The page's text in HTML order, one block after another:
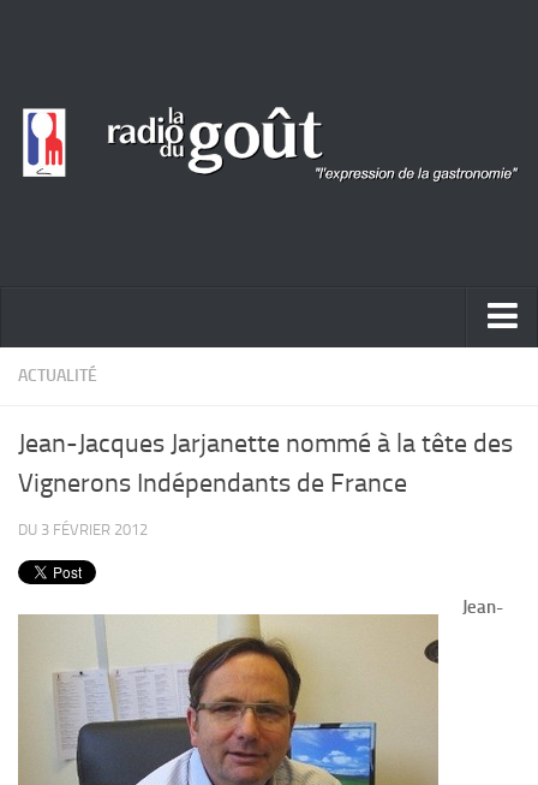
ACTUALITÉ
PORTRAITS
LIVRES
Plats
Desserts
Sauces
ACTUALITÉ
Jean-Jacques Jarjanette nommé à la tête des
Vignerons Indépendants de France
DU 3 FÉVRIER 2012
Jean-